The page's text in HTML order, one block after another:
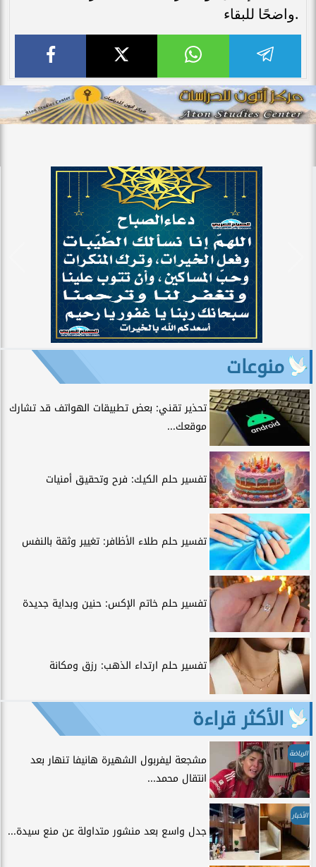
واضحًا للبقاء.
منوعات
تحذير تقني: بعض تطبيقات الهواتف قد تشارك
موقعك...
تفسير حلم الكيك: فرح وتحقيق أمنيات
تفسير حلم طلاء الأظافر: تغيير وثقة بالنفس
تفسير حلم خاتم الإكس: حنين وبداية جديدة
تفسير حلم ارتداء الذهب: رزق ومكانة
الأكثر قراءة
الرياضة
مشجعة ليفربول الشهيرة هانيفا تنهار بعد
انتقال محمد...
الأخبار
جدل واسع بعد منشور متداولة عن منع سيدة...